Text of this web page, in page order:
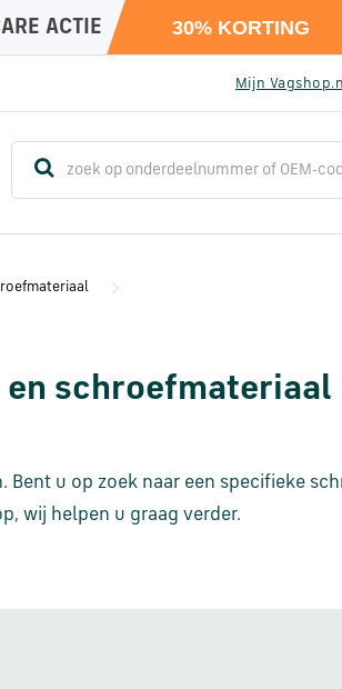
ACTIE 30% KORTING
Mijn
schroefmateriaal
u op zoek naar een specifieke
wij helpen u graag verder.